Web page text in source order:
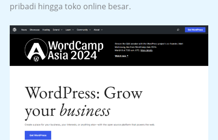
pribadi hingga toko online besar.